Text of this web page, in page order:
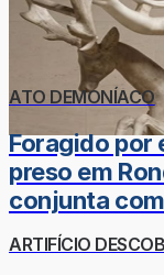
ATO DEMONÍACO
Foragido por
preso em
conjunta
ARTIFÍCIO